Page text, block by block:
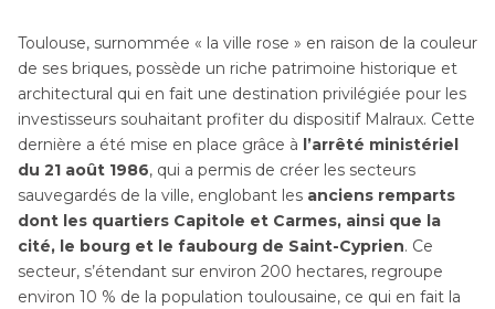
Toulouse, surnommée « la ville rose » en raison de la couleur
de ses briques, possède un riche patrimoine historique et
architectural qui en fait une destination privilégiée pour les
investisseurs souhaitant profiter du dispositif Malraux. Cette
dernière a été mise en place grâce à l’arrêté ministériel
du 21 août 1986, qui a permis de créer les secteurs
sauvegardés de la ville, englobant les anciens remparts
dont les quartiers Capitole et Carmes, ainsi que la
cité, le bourg et le faubourg de Saint-Cyprien. Ce
secteur, s’étendant sur environ 200 hectares, regroupe
environ 10 % de la population toulousaine, ce qui en fait la